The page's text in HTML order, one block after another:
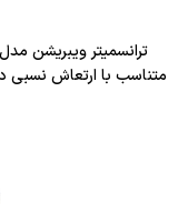
متناسب با ارتعاش نسبی